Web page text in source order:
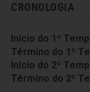
CRONOLOGIA
Início do 1º
Término do 1º
Início do 2º
Término do 2º